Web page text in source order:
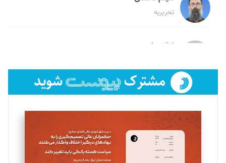
تحریریه
لیلا حنارود
فائزه فتحی رستمی
تحریریه
سروش کرمیان
تحریریه